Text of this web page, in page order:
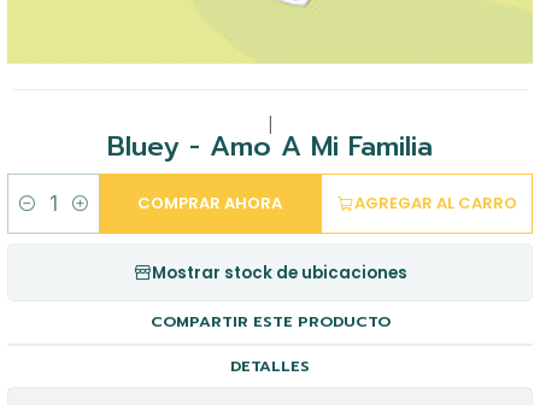
Bluey - Amo A Mi Familia
Cantidad
AGREGAR AL CARRO
COMPRAR AHORA
Mostrar stock de ubicaciones
COMPARTIR ESTE PRODUCTO
DETALLES